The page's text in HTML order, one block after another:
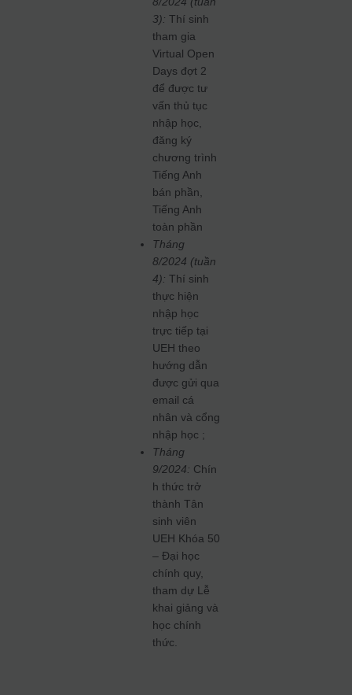
3): Thí sinh
tham gia
Virtual Open
Days đợt 2
để được tư
vấn thủ tục
nhập học,
đăng ký
chương trình
Tiếng Anh
bán phần,
Tiếng Anh
toàn phần
Tháng
8/2024 (tuần
4): Thí sinh
thực hiện
nhập học
trực tiếp tại
UEH theo
hướng dẫn
được gửi qua
email cá
nhân và cổng
nhập học ;
Tháng
9/2024: Chín
h thức trở
thành Tân
sinh viên
UEH Khóa 50
– Đại học
chính quy,
tham dự Lễ
khai giảng và
học chính
thức.